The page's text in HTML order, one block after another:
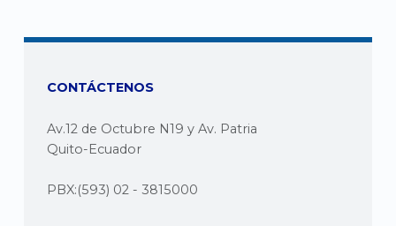
CONTÁCTENOS
Av.12 de Octubre N19 y Av. Patria
Quito-Ecuador
PBX:(593) 02 - 3815000